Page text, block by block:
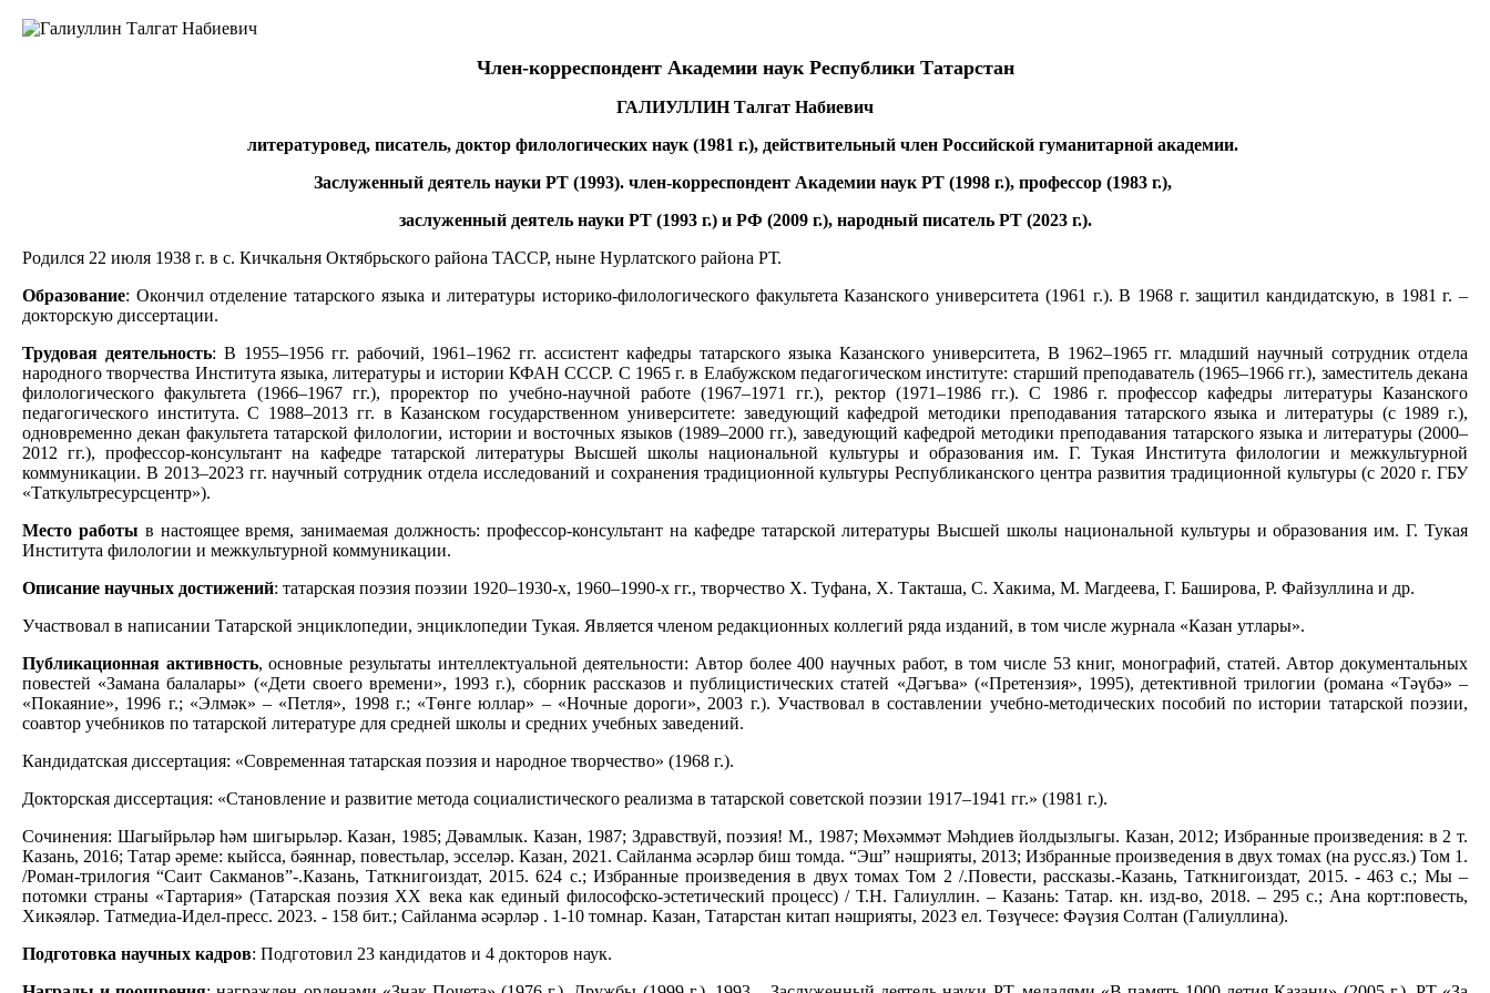
Член-корреспондент Академии наук Республики Татарстан
ГАЛИУЛЛИН Талгат Набиевич
литературовед, писатель, доктор филологических наук (1981 г.), действительный член Российской гуманитарной академии.
Заслуженный деятель науки РТ (1993). член-корреспондент Академии наук РТ (1998 г.), профессор (1983 г.),
заслуженный деятель науки РТ (1993 г.) и РФ (2009 г.), народный писатель РТ (2023 г.).
Родился 22 июля 1938 г. в с. Кичкальня Октябрьского района ТАССР, ныне Нурлатского района РТ.
Образование: Окончил отделение татарского языка и литературы историко-филологического факультета Казанского университета (1961 г.). В 1968 г. защитил кандидатскую, в 1981 г. –
докторскую диссертации.
Трудовая деятельность: В 1955–1956 гг. рабочий, 1961–1962 гг. ассистент кафедры татарского языка Казанского университета, В 1962–1965 гг. младший научный сотрудник отдела
народного творчества Института языка, литературы и истории КФАН СССР. С 1965 г. в Елабужском педагогическом институте: старший преподаватель (1965–1966 гг.), заместитель декана
филологического факультета (1966–1967 гг.), проректор по учебно-научной работе (1967–1971 гг.), ректор (1971–1986 гг.). С 1986 г. профессор кафедры литературы Казанского
педагогического института. С 1988–2013 гг. в Казанском государственном университете: заведующий кафедрой методики преподавания татарского языка и литературы (с 1989 г.),
одновременно декан факультета татарской филологии, истории и восточных языков (1989–2000 гг.), заведующий кафедрой методики преподавания татарского языка и литературы (2000–
2012 гг.), профессор-консультант на кафедре татарской литературы Высшей школы национальной культуры и образования им. Г. Тукая Института филологии и межкультурной
коммуникации. В 2013–2023 гг. научный сотрудник отдела исследований и сохранения традиционной культуры Республиканского центра развития традиционной культуры (с 2020 г. ГБУ
«Таткультресурсцентр»).
Место работы в настоящее время, занимаемая должность: профессор-консультант на кафедре татарской литературы Высшей школы национальной культуры и образования им. Г. Тукая
Института филологии и межкультурной коммуникации.
Описание научных достижений: татарская поэзия поэзии 1920–1930-х, 1960–1990-х гг., творчество Х. Туфана, Х. Такташа, С. Хакима, М. Магдеева, Г. Баширова, Р. Файзуллина и др.
Участвовал в написании Татарской энциклопедии, энциклопедии Тукая. Является членом редакционных коллегий ряда изданий, в том числе журнала «Казан утлары».
Публикационная активность, основные результаты интеллектуальной деятельности: Автор более 400 научных работ, в том числе 53 книг, монографий, статей. Автор документальных
повестей «Замана балалары» («Дети своего времени», 1993 г.), сборник рассказов и публицистических статей «Дәгъва» («Претензия», 1995), детективной трилогии (романа «Тәүбә» –
«Покаяние», 1996 г.; «Элмәк» – «Петля», 1998 г.; «Төнге юллар» – «Ночные дороги», 2003 г.). Участвовал в составлении учебно-методических пособий по истории татарской поэзии,
соавтор учебников по татарской литературе для средней школы и средних учебных заведений.
Кандидатская диссертация: «Современная татарская поэзия и народное творчество» (1968 г.).
Докторская диссертация: «Становление и развитие метода социалистического реализма в татарской советской поэзии 1917–1941 гг.» (1981 г.).
Сочинения: Шагыйрьләр һәм шигырьләр. Казан, 1985; Дәвамлык. Казан, 1987; Здравствуй, поэзия! М., 1987; Мөхәммәт Мәһдиев йолдызлыгы. Казан, 2012; Избранные произведения: в 2 т.
Казань, 2016; Татар әреме: кыйсса, бәяннар, повестьлар, эсселәр. Казан, 2021. Сайланма әсәрләр биш томда. “Эш” нәшрияты, 2013; Избранные произведения в двух томах (на русс.яз.) Том 1.
/Роман-трилогия “Саит Сакманов”-.Казань, Таткнигоиздат, 2015. 624 с.; Избранные произведения в двух томах Том 2 /.Повести, рассказы.-Казань, Таткнигоиздат, 2015. - 463 с.; Мы –
потомки страны «Тартария» (Татарская поэзия ХХ века как единый философско-эстетический процесс) / Т.Н. Галиуллин. – Казань: Татар. кн. изд-во, 2018. – 295 с.; Ана корт:повесть,
Хикәяләр. Татмедиа-Идел-пресс. 2023. - 158 бит.; Сайланма әсәрләр . 1-10 томнар. Казан, Татарстан китап нәшрияты, 2023 ел. Төзүчесе: Фәүзия Солтан (Галиуллина).
Подготовка научных кадров: Подготовил 23 кандидатов и 4 докторов наук.